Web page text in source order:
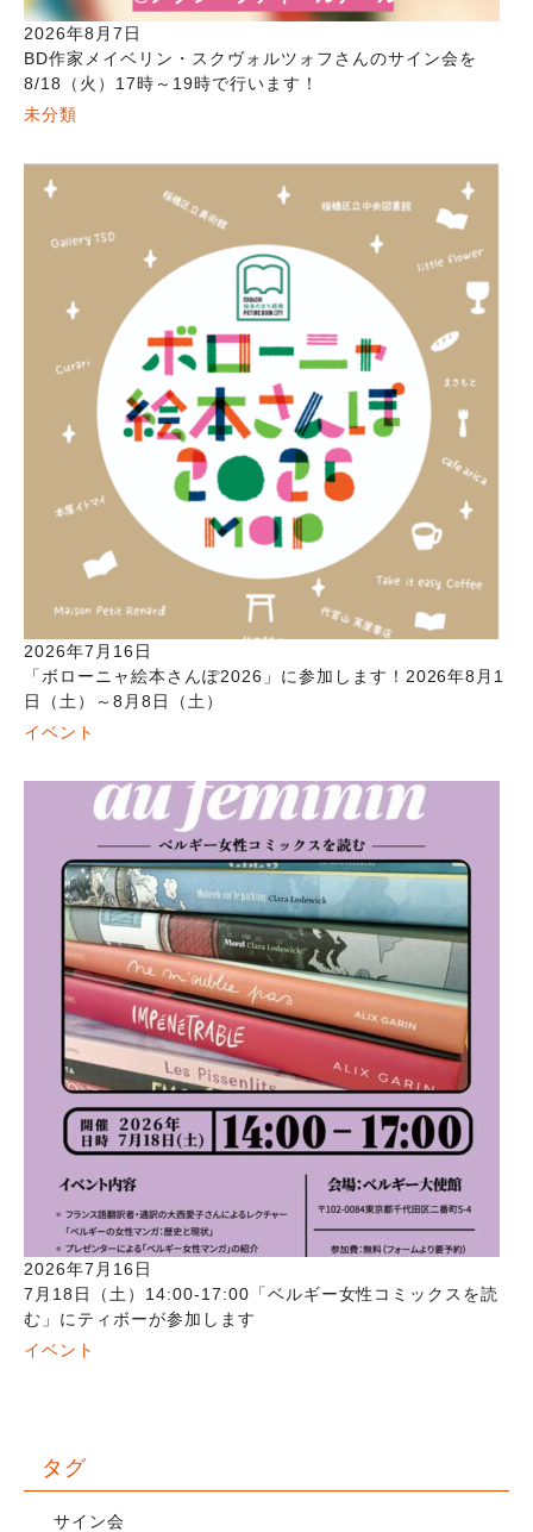
2026年8月7日
BD作家メイベリン・スクヴォルツォフさんのサイン会を
8/18（火）17時～19時で行います！
未分類
2026年7月16日
「ボローニャ絵本さんぽ2026」に参加します！2026年8月1
日（土）～8月8日（土）
イベント
2026年7月16日
7月18日（土）14:00-17:00「ベルギー女性コミックスを読
む」にティボーが参加します
イベント
タグ
サイン会